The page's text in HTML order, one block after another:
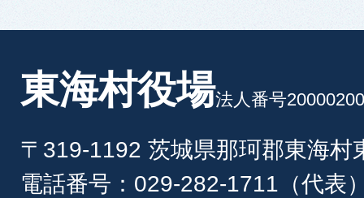
東海村役場法人番号
〒319-1192 茨城県那珂郡東海村
電話番号：029-282-1711（代表